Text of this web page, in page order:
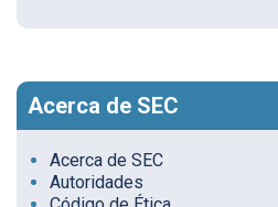
Acerca de SEC
Acerca de SEC
Autoridades